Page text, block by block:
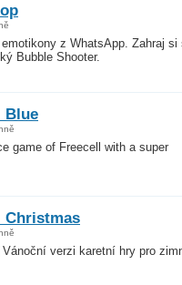
z WhatsApp. Zahraj si
Bubble Shooter.
Blue
game of Freecell with a super
Christmas
verzi karetní hry pro